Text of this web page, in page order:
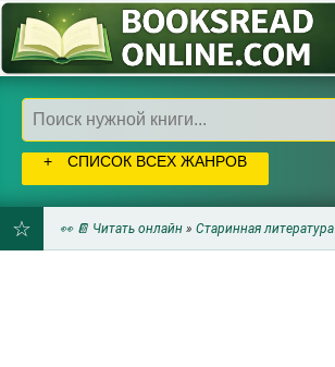
СПИСОК ВСЕХ ЖАНРОВ
👀 📔 Читать онлайн » Старинная литература